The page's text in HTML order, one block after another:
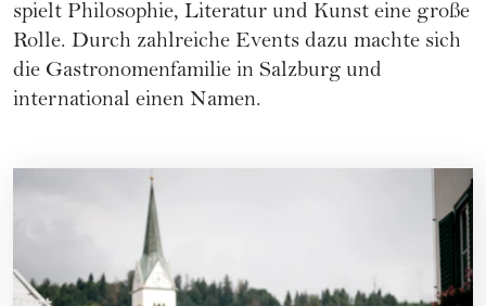
spielt Philosophie, Literatur und Kunst eine große
Rolle. Durch zahlreiche Events dazu machte sich
die Gastronomenfamilie in Salzburg und
international einen Namen.